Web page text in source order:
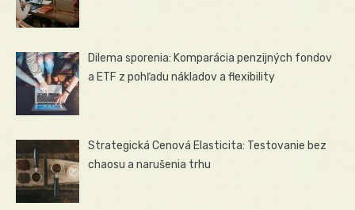
Dilema sporenia: Komparácia penzijných fondov
a ETF z pohľadu nákladov a flexibility
Strategická Cenová Elasticita: Testovanie bez
chaosu a narušenia trhu